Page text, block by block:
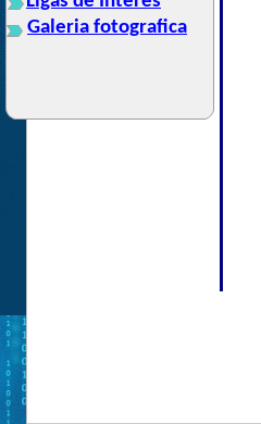
Galeria fotografica